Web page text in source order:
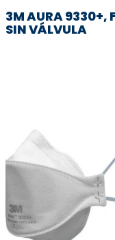
3M AURA 9330+,
SIN VÁLVULA